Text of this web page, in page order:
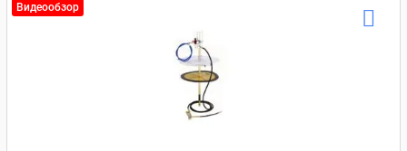
Видеообзор